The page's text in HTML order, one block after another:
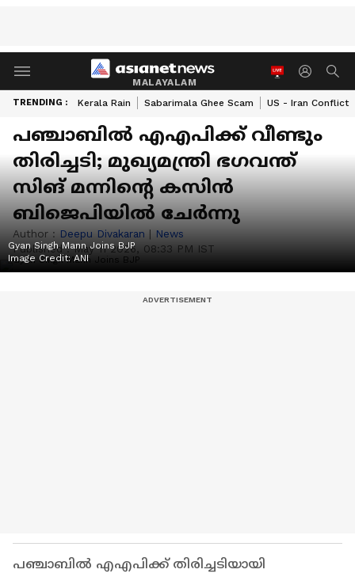
MALAYALAM
TRENDING : Kerala Rain Sabarimala Ghee Scam US - Iran Conflict
പഞ്ചാബിൽ എഎപിക്ക് വീണ്ടും
തിരിച്ചടി; മുഖ്യമന്ത്രി ഭഗവന്ത്
സിങ് മന്നിൻ്റെ കസിൻ
ബിജെപിയിൽ ചേർന്നു
Author : Deepu Divakaran | News
Published :May 11 2026, 08:33 PM IST
Gyan Singh Mann Joins BJP
Image Credit:ANI
പഞ്ചാബിൽ എഎപിക്ക് തിരിച്ചടിയായി